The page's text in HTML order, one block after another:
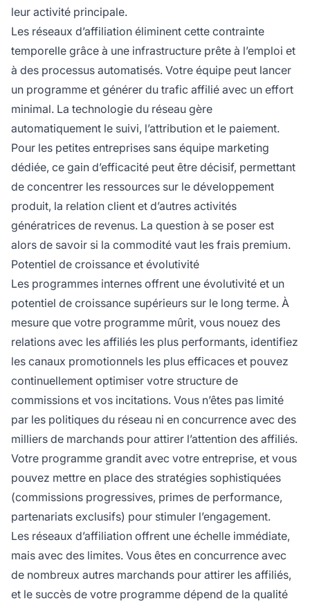
leur activité principale.
Les réseaux d’affiliation éliminent cette contrainte
temporelle grâce à une infrastructure prête à l’emploi et
à des processus automatisés. Votre équipe peut lancer
un programme et générer du trafic affilié avec un effort
minimal. La technologie du réseau gère
automatiquement le suivi, l’attribution et le paiement.
Pour les petites entreprises sans équipe marketing
dédiée, ce gain d’efficacité peut être décisif, permettant
de concentrer les ressources sur le développement
produit, la relation client et d’autres activités
génératrices de revenus. La question à se poser est
alors de savoir si la commodité vaut les frais premium.
Potentiel de croissance et évolutivité
Les programmes internes offrent une évolutivité et un
potentiel de croissance supérieurs sur le long terme. À
mesure que votre programme mûrit, vous nouez des
relations avec les affiliés les plus performants, identifiez
les canaux promotionnels les plus efficaces et pouvez
continuellement optimiser votre structure de
commissions et vos incitations. Vous n’êtes pas limité
par les politiques du réseau ni en concurrence avec des
milliers de marchands pour attirer l’attention des affiliés.
Votre programme grandit avec votre entreprise, et vous
pouvez mettre en place des stratégies sophistiquées
(commissions progressives, primes de performance,
partenariats exclusifs) pour stimuler l’engagement.
Les réseaux d’affiliation offrent une échelle immédiate,
mais avec des limites. Vous êtes en concurrence avec
de nombreux autres marchands pour attirer les affiliés,
et le succès de votre programme dépend de la qualité